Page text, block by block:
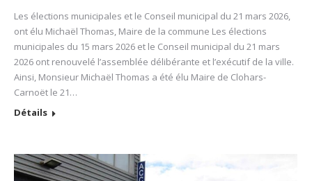
Les élections municipales et le Conseil municipal du 21 mars 2026,
ont élu Michaël Thomas, Maire de la commune Les élections
municipales du 15 mars 2026 et le Conseil municipal du 21 mars
2026 ont renouvelé l’assemblée délibérante et l’exécutif de la ville.
Ainsi, Monsieur Michaël Thomas a été élu Maire de Clohars-
Carnoët le 21…
Détails